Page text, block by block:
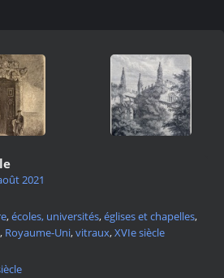
2021
,écoles, universités,églises et chapelles,
, Royaume-Uni,vitraux,XVIe siècle